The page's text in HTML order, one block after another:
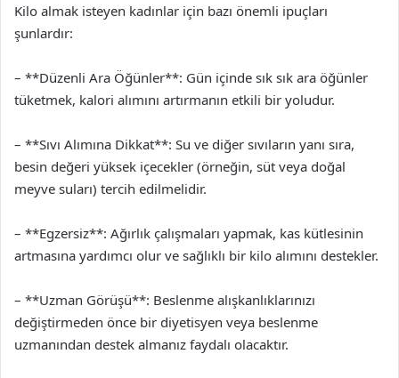
Kilo almak isteyen kadınlar için bazı önemli ipuçları
şunlardır:
– **Düzenli Ara Öğünler**: Gün içinde sık sık ara öğünler
tüketmek, kalori alımını artırmanın etkili bir yoludur.
– **Sıvı Alımına Dikkat**: Su ve diğer sıvıların yanı sıra,
besin değeri yüksek içecekler (örneğin, süt veya doğal
meyve suları) tercih edilmelidir.
– **Egzersiz**: Ağırlık çalışmaları yapmak, kas kütlesinin
artmasına yardımcı olur ve sağlıklı bir kilo alımını destekler.
– **Uzman Görüşü**: Beslenme alışkanlıklarınızı
değiştirmeden önce bir diyetisyen veya beslenme
uzmanından destek almanız faydalı olacaktır.